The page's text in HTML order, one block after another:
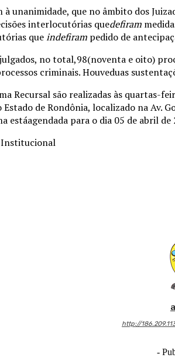
unanimidade, que no âmbito dos
interlocutórias quedefiram
queindefiram pedido de
no total,98(noventa e oito)
criminais. Houveduas
Recursal são realizadas às quartas-
de Rondônia, localizado na Av.
estáagendada para o dia 05 de abril de
Institucional
http://
-